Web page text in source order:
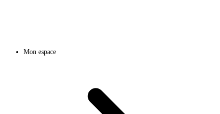
Mon espace